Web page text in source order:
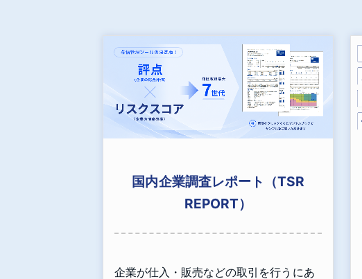
国内企業調査レポート（TSR
REPORT）
企業が仕入・販売などの取引を行うにあ